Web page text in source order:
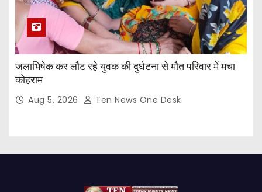
जलाभिषेक कर लौट रहे युवक की दुर्घटना से मौत परिवार में मचा
कोहराम
Aug 5, 2026 Ten News One Desk